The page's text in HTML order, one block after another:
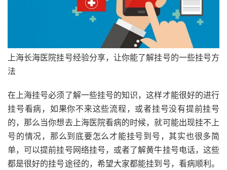
上海长海医院挂号经验分享，让你能了解挂号的一些挂号方
法
在上海挂号必须了解一些挂号的知识，这样才能很好的进行
挂号看病，如果你不来这些流程，或者挂号没有提前挂号
的，那么当你想去上海医院看病的时候，就可能出现挂不上
号的情况，那么到底要怎么才能挂号到号，其实也很多简
单，可以提前挂号网络挂号，或者了解黄牛挂号电话，这些
都是很好的挂号途径的，希望大家都能挂到号，看病顺利。